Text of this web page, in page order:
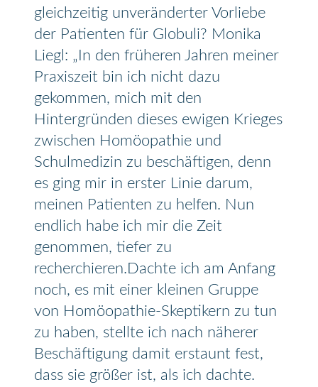
gleichzeitig unveränderter Vorliebe
der Patienten für Globuli? Monika
Liegl: „In den früheren Jahren meiner
Praxiszeit bin ich nicht dazu
gekommen, mich mit den
Hintergründen dieses ewigen Krieges
zwischen Homöopathie und
Schulmedizin zu beschäftigen, denn
es ging mir in erster Linie darum,
meinen Patienten zu helfen. Nun
endlich habe ich mir die Zeit
genommen, tiefer zu
recherchieren.Dachte ich am Anfang
noch, es mit einer kleinen Gruppe
von Homöopathie-Skeptikern zu tun
zu haben, stellte ich nach näherer
Beschäftigung damit erstaunt fest,
dass sie größer ist, als ich dachte.